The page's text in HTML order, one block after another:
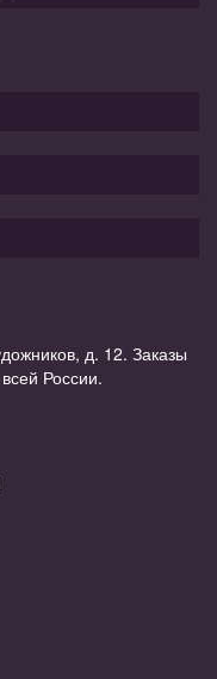
д. 12. Заказы
России.